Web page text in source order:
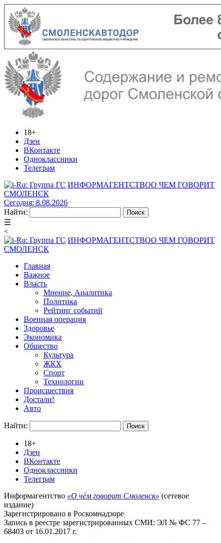
18+
Дзен
ВКонтакте
Одноклассники
Телеграм
ИНФОРМАГЕНТСТВОО ЧЕМ ГОВОРИТ
СМОЛЕНСК
Сегодня: 8.08.2026
Найти:
☰
<
ИНФОРМАГЕНТСТВОО ЧЕМ ГОВОРИТ
СМОЛЕНСК
Главная
Важное
Власть
Мнение, Аналитика
Политика
Рейтинг событий
Военная операция
Здоровье
Экономика
Общество
Культура
ЖКХ
Спорт
Технологии
Происшествия
Достали!
Авто
Найти:
18+
Дзен
ВКонтакте
Одноклассники
Телеграм
Информагентство «О чём говорит Смоленск» (сетевое
издание)
Зарегистрировано в Роскомнадзоре
Запись в реестре зарегистрированных СМИ: ЭЛ № ФС 77 –
68403 от 16.01.2017 г.